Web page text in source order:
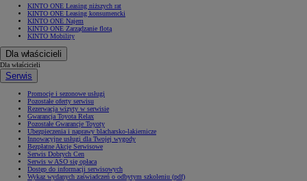
KINTO ONE Leasing niższych rat
KINTO ONE Leasing konsumencki
KINTO ONE Najem
KINTO ONE Zarządzanie flotą
KINTO Mobility
Dla właścicieli
Dla właścicieli
Serwis
Promocje i sezonowe usługi
Pozostałe oferty serwisu
Rezerwacja wizyty w serwisie
Gwarancja Toyota Relax
Pozostałe Gwarancje Toyoty
Ubezpieczenia i naprawy blacharsko-lakiernicze
Innowacyjne usługi dla Twojej wygody
Bezpłatne Akcje Serwisowe
Serwis Dobrych Cen
Serwis w ASO się opłaca
Dostęp do informacji serwisowych
Wykaz wydanych zaświadczeń o odbytym szkoleniu (pdf)